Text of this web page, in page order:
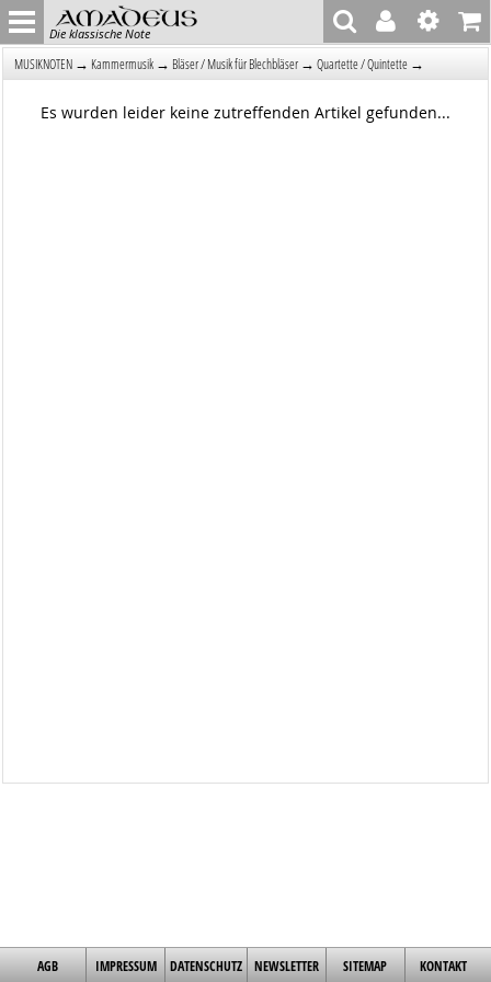
Die klassische Note
MUSIKNOTEN → Kammermusik → Bläser / Musik für Blechbläser → Quartette / Quintette →
Es wurden leider keine zutreffenden Artikel gefunden...
AGB IMPRESSUM DATENSCHUTZ NEWSLETTER SITEMAP KONTAKT